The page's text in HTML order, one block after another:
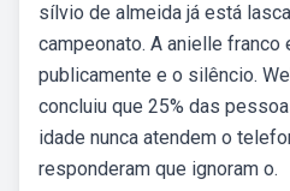
sílvio de almeida já está
campeonato. A anielle
publicamente e o silêncio.
concluiu que 25% das
idade nunca atendem o
responderam que ignoram o.